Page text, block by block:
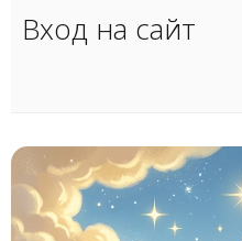
Вход на сайт